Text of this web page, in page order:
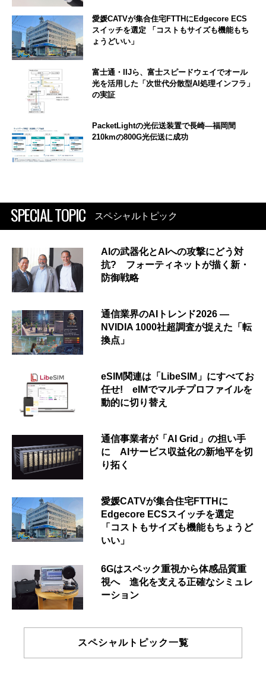
愛媛CATVが集合住宅FTTHにEdgecore ECS
スイッチを選定 「コストもサイズも機能もち
ょうどいい」
富士通・IIJら、富士スピードウェイでオール
光を活用した「次世代分散型AI処理インフラ」
の実証
PacketLightの光伝送装置で長崎―福岡間
210kmの800G光伝送に成功
SPECIAL TOPIC スペシャルトピック
AIの武器化とAIへの攻撃にどう対
抗? フォーティネットが描く新・
防御戦略
通信業界のAIトレンド2026 ―
NVIDIA 1000社超調査が捉えた「転
換点」
eSIM関連は「LibeSIM」にすべてお
任せ! eIMでマルチプロファイルを
動的に切り替え
通信事業者が「AI Grid」の担い手
に AIサービス収益化の新地平を切
り拓く
愛媛CATVが集合住宅FTTHに
Edgecore ECSスイッチを選定
「コストもサイズも機能もちょうど
いい」
6Gはスペック重視から体感品質重
視へ 進化を支える正確なシミュレ
ーション
スペシャルトピック一覧